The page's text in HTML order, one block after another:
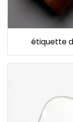
étiquette